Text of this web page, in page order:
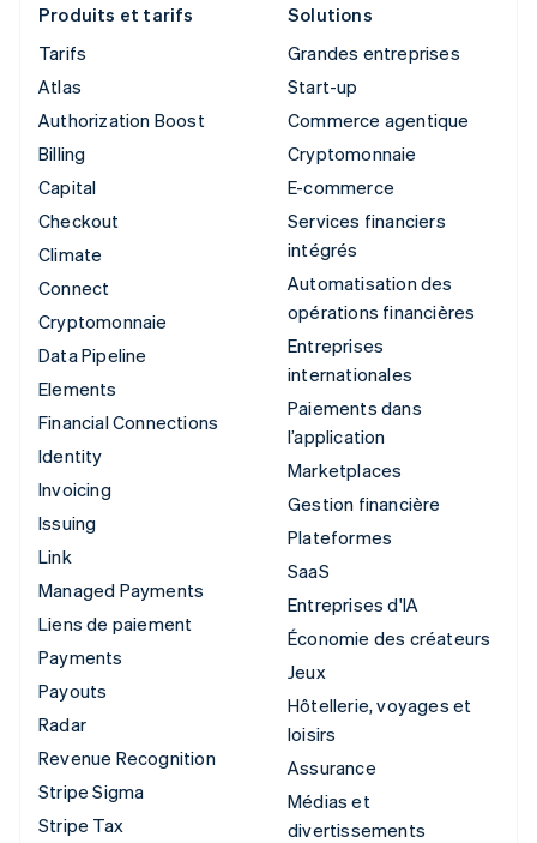
Produits et tarifs
Tarifs
Atlas
Authorization Boost
Billing
Capital
Checkout
Climate
Connect
Cryptomonnaie
Data Pipeline
Elements
Financial Connections
Identity
Invoicing
Issuing
Link
Managed Payments
Liens de paiement
Payments
Payouts
Radar
Revenue Recognition
Stripe Sigma
Stripe Tax
Solutions
Grandes entreprises
Start-up
Commerce agentique
Cryptomonnaie
E-commerce
Services financiers
intégrés
Automatisation des
opérations financières
Entreprises
internationales
Paiements dans
l’application
Marketplaces
Gestion financière
Plateformes
SaaS
Entreprises d'IA
Économie des créateurs
Jeux
Hôtellerie, voyages et
loisirs
Assurance
Médias et
divertissements